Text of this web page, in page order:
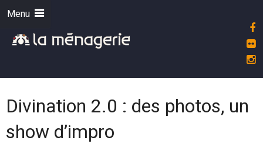
Menu
Divination 2.0 : des photos, un
show d’impro